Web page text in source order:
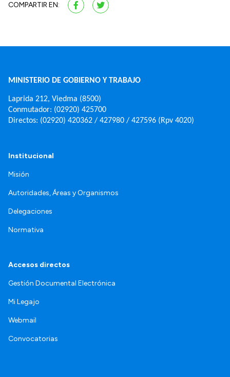
COMPARTIR EN:
MINISTERIO DE GOBIERNO Y TRABAJO
Laprida 212, Viedma (8500)
Conmutador: (02920) 425700
Directos: (02920) 420362 / 427980 / 427596 (Rpv 4020)
Institucional
Misión
Autoridades, Áreas y Organismos
Delegaciones
Normativa
Accesos directos
Gestión Documental Electrónica
Mi Legajo
Webmail
Convocatorias